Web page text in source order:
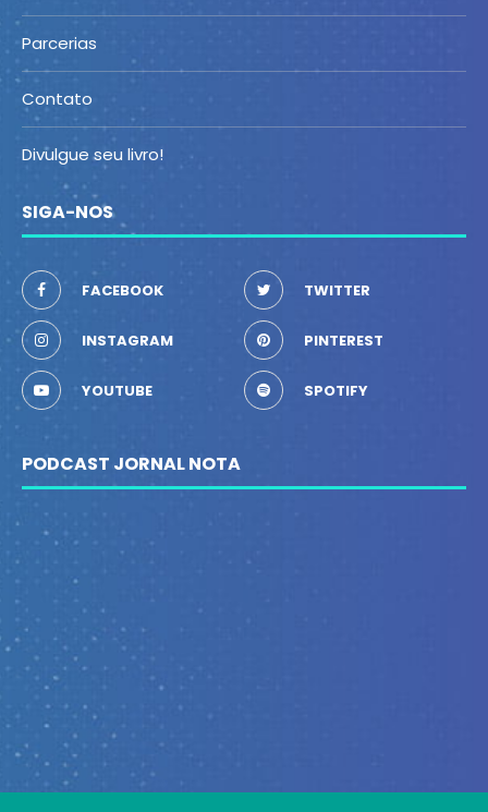
Parcerias
Contato
Divulgue seu livro!
SIGA-NOS
FACEBOOK TWITTER
INSTAGRAM PINTEREST
YOUTUBE SPOTIFY
PODCAST JORNAL NOTA